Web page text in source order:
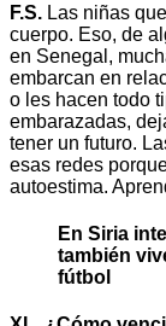
F.S. Las niñas
cuerpo. Eso, de
en Senegal,
embarcan en
o les hacen todo
embarazadas,
tener un futuro.
esas redes
autoestima.
En Siria
también
fútbol